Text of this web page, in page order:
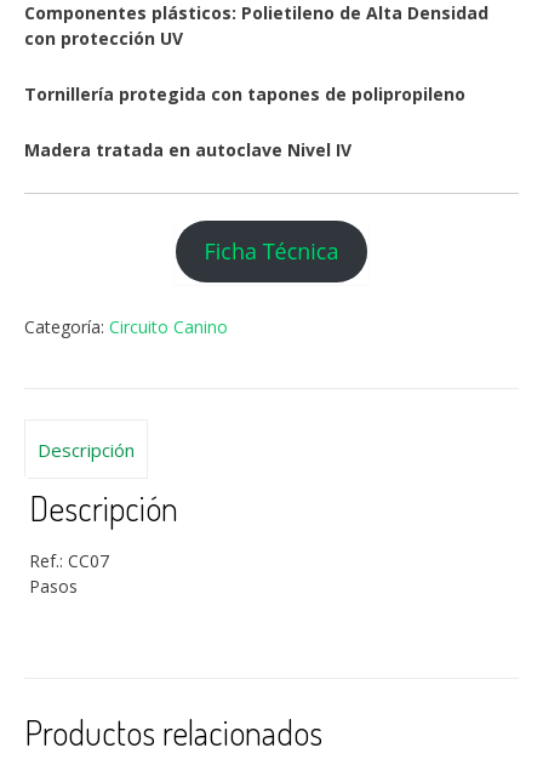
Componentes plásticos: Polietileno de Alta Densidad
con protección UV
Tornillería protegida con tapones de polipropileno
Madera tratada en autoclave Nivel IV
Categoría: Circuito Canino
Descripción
Descripción
Ref.: CC07
Pasos
Productos relacionados